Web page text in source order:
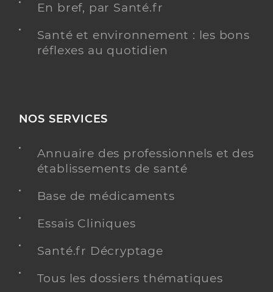
En bref, par Santé.fr
Santé et environnement : les bons
réflexes au quotidien
NOS SERVICES
Annuaire des professionnels et des
établissements de santé
Base de médicaments
Essais Cliniques
Santé.fr Décryptage
Tous les dossiers thématiques